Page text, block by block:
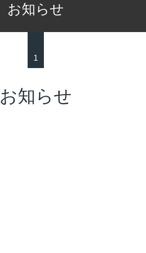
お知らせ
1
お知らせ